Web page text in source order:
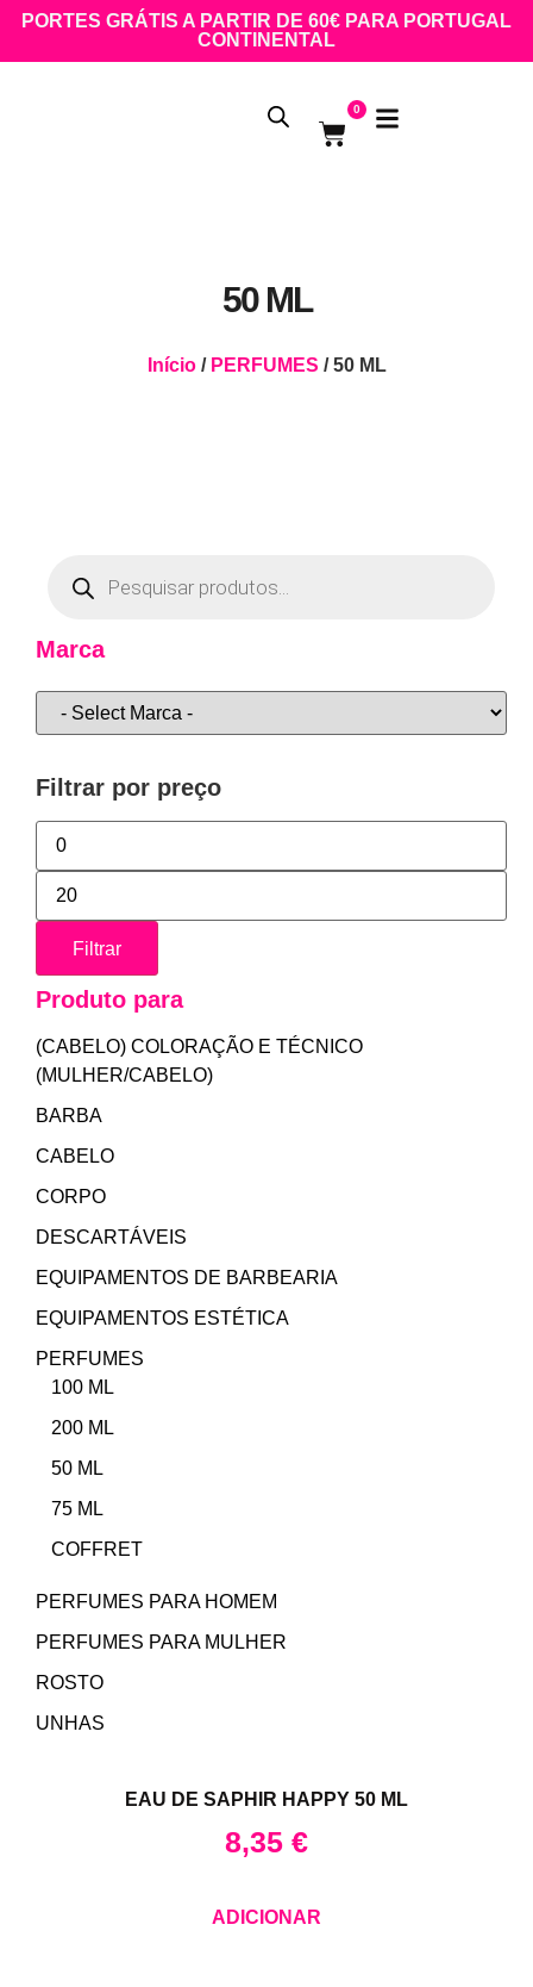
PORTES GRÁTIS A PARTIR DE 60€ PARA PORTUGAL
CONTINENTAL
0
50 ML
Início/ PERFUMES / 50 ML
EAU DE SAPHIR HAPPY 50 ML
8,35 €
ADICIONAR
Marca
Filtrar por preço
Filtrar
Produto para
(CABELO) COLORAÇÃO E TÉCNICO
(MULHER/CABELO)
BARBA
CABELO
CORPO
DESCARTÁVEIS
EQUIPAMENTOS DE BARBEARIA
EQUIPAMENTOS ESTÉTICA
PERFUMES
100 ML
200 ML
50 ML
75 ML
COFFRET
PERFUMES PARA HOMEM
PERFUMES PARA MULHER
ROSTO
UNHAS